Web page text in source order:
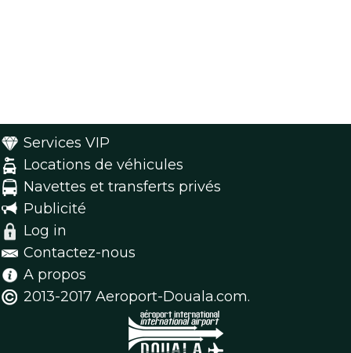
Services VIP
Locations de véhicules
Navettes et transferts privés
Publicité
Log in
Contactez-nous
A propos
2013-2017 Aeroport-Douala.com.